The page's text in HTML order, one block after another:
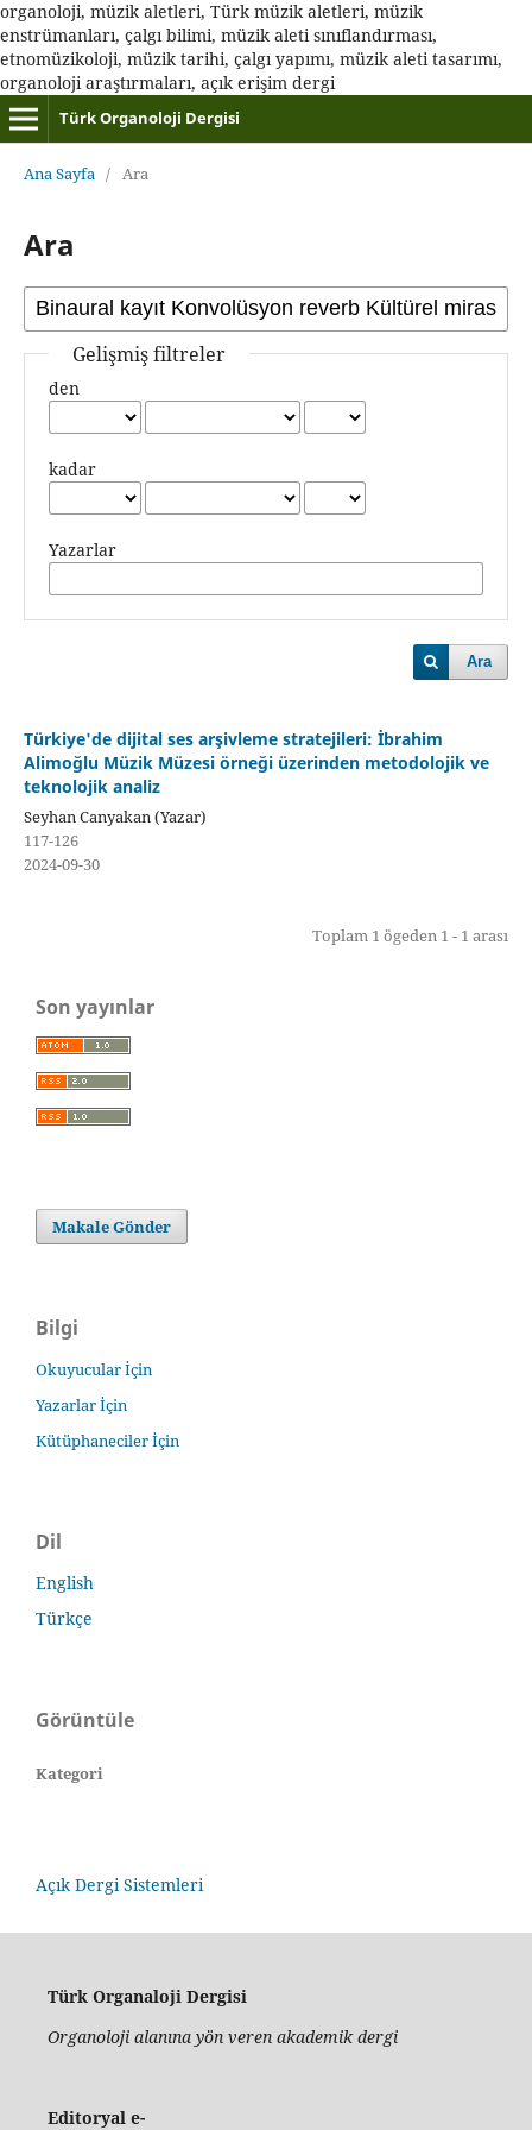
organoloji, müzik aletleri, Türk müzik aletleri, müzik
enstrümanları, çalgı bilimi, müzik aleti sınıflandırması,
etnomüzikoloji, müzik tarihi, çalgı yapımı, müzik aleti tasarımı,
organoloji araştırmaları, açık erişim dergi
Türk Organoloji Dergisi
Ana Sayfa / Ara
Ara
Gelişmiş filtreler
den
kadar
Yazarlar
Ara
Türkiye'de dijital ses arşivleme stratejileri: İbrahim
Alimoğlu Müzik Müzesi örneği üzerinden metodolojik ve
teknolojik analiz
Seyhan Canyakan (Yazar)
117-126
2024-09-30
Toplam 1 ögeden 1 - 1 arası
Son yayınlar
Makale Gönder
Bilgi
Okuyucular İçin
Yazarlar İçin
Kütüphaneciler İçin
Dil
English
Türkçe
Görüntüle
Kategori
Açık Dergi Sistemleri
Türk Organaloji Dergisi
Organoloji alanına yön veren akademik dergi
Editoryal e-